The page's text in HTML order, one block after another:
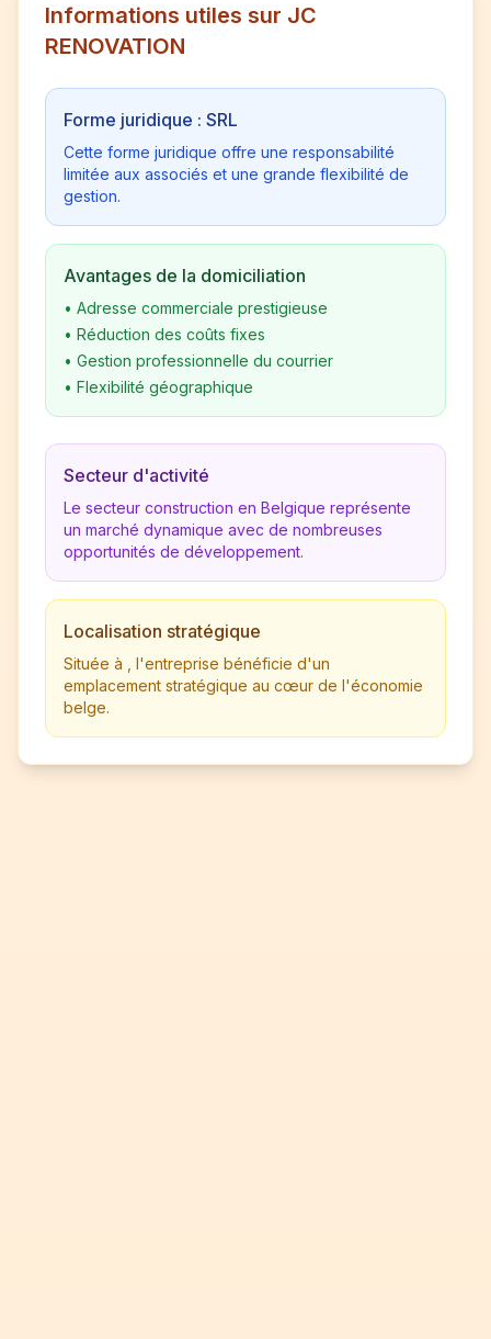
Informations utiles sur JC
RENOVATION
Forme juridique : SRL
Cette forme juridique offre une responsabilité
limitée aux associés et une grande flexibilité de
gestion.
Avantages de la domiciliation
• Adresse commerciale prestigieuse
• Réduction des coûts fixes
• Gestion professionnelle du courrier
• Flexibilité géographique
Secteur d'activité
Le secteur construction en Belgique représente
un marché dynamique avec de nombreuses
opportunités de développement.
Localisation stratégique
Située à , l'entreprise bénéficie d'un
emplacement stratégique au cœur de l'économie
belge.